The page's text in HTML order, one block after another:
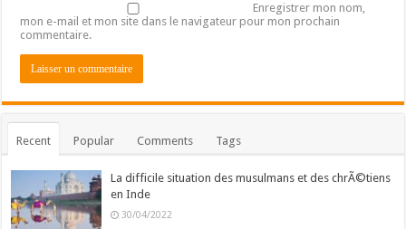
Enregistrer mon nom,
mon e-mail et mon site dans le navigateur pour mon prochain
commentaire.
Recent Popular Comments Tags
La difficile situation des musulmans et des chrÃ©tiens
en Inde
30/04/2022